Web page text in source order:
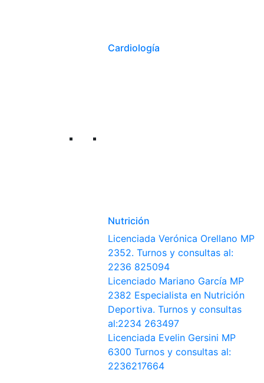
Cardiología
Nutrición
Licenciada Verónica Orellano MP
2352. Turnos y consultas al:
2236 825094
Licenciado Mariano García MP
2382 Especialista en Nutrición
Deportiva. Turnos y consultas
al:2234 263497
Licenciada Evelin Gersini MP
6300 Turnos y consultas al:
2236217664